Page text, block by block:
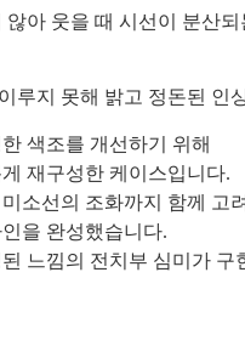
아 웃을 때 시선이 분산
루지 못해 밝고 정돈된 인
색조를 개선하기 위해
재구성한 케이스입니다.
소선의 조화까지 함께 고
을 완성했습니다.
느낌의 전치부 심미가 구